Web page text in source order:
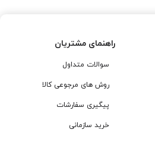
راهنمای مشتریان
سوالات متداول
روش های مرجوعی کالا
پیگیری سفارشات
خرید سازمانی